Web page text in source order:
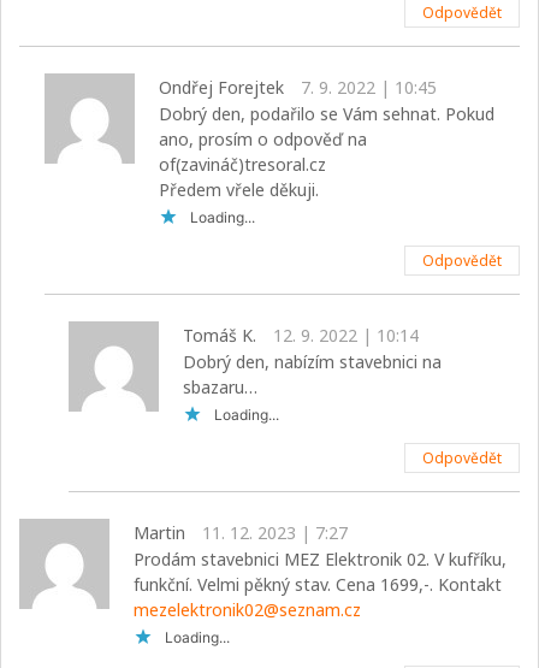
Odpovědět
Ondřej Forejtek
7. 9. 2022 | 10:45
Dobrý den, podařilo se Vám sehnat. Pokud
ano, prosím o odpověď na
of(zavináč)tresoral.cz
Předem vřele děkuji.
Loading...
Odpovědět
Tomáš K.
12. 9. 2022 | 10:14
Dobrý den, nabízím stavebnici na
sbazaru…
Loading...
Odpovědět
Martin
11. 12. 2023 | 7:27
Prodám stavebnici MEZ Elektronik 02. V kufříku,
funkční. Velmi pěkný stav. Cena 1699,-. Kontakt
mezelektronik02@seznam.cz
Loading...